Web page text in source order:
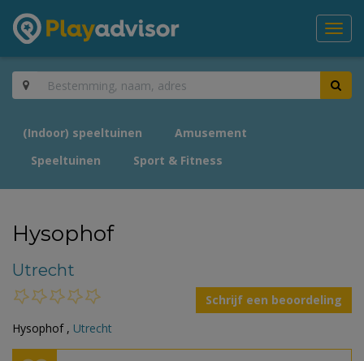
(Indoor) speeltuinen
Amusement
Speeltuinen
Sport & Fitness
Hysophof
Utrecht
Schrijf een beoordeling
Hysophof , Utrecht